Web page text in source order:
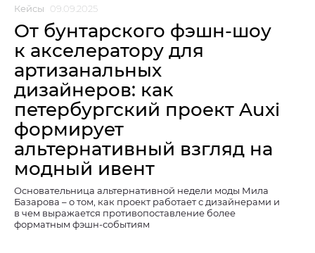
Кейсы 09.09.2025
От бунтарского фэшн-шоу
к акселератору для
артизанальных
дизайнеров: как
петербургский проект Auxi
формирует
альтернативный взгляд на
модный ивент
Основательница альтернативной недели моды Мила
Базарова – о том, как проект работает с дизайнерами и
в чем выражается противопоставление более
форматным фэшн-событиям